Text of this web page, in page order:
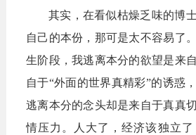
其实，在看似枯燥乏味的博
自己的本份，那可是太不容易了
生阶段，我逃离本分的欲望是来
自于“外面的世界真精彩”的诱惑
逃离本分的念头却是来自于真真
情压力。人大了，经济该独立